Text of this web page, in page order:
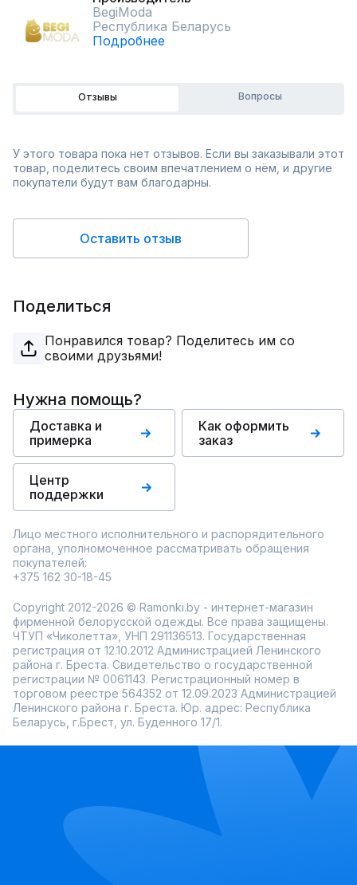
BegiModa
Республика Беларусь
Подробнее
Отзывы Вопросы
У этого товара пока нет отзывов. Если вы заказывали этот
товар, поделитесь своим впечатлением о нём, и другие
покупатели будут вам благодарны.
Оставить отзыв
Поделиться
Понравился товар? Поделитесь им со
своими друзьями!
Нужна помощь?
Доставка и
примерка
Как оформить
заказ
Центр
поддержки
Лицо местного исполнительного и распорядительного
органа, уполномоченное рассматривать обращения
покупателей:
+375 162 30-18-45
Copyright 2012-2026 © Ramonki.by - интернет-магазин
фирменной белорусской одежды. Все права защищены.
ЧТУП «Чиколетта», УНП 291136513. Государственная
регистрация от 12.10.2012 Администрацией Ленинского
района г. Бреста. Свидетельство о государственной
регистрации № 0061143. Регистрационный номер в
торговом реестре 564352 от 12.09.2023 Администрацией
Ленинского района г. Бреста. Юр. адрес: Республика
Беларусь, г.Брест, ул. Буденного 17/1.